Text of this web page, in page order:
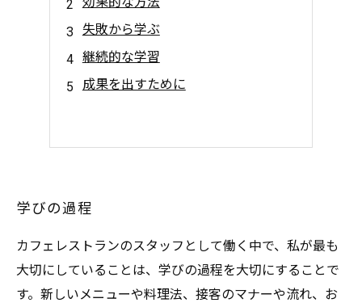
失敗から学ぶ
継続的な学習
成果を出すために
学びの過程
カフェレストランのスタッフとして働く中で、私が最も
大切にしていることは、学びの過程を大切にすることで
す。新しいメニューや料理法、接客のマナーや流れ、お